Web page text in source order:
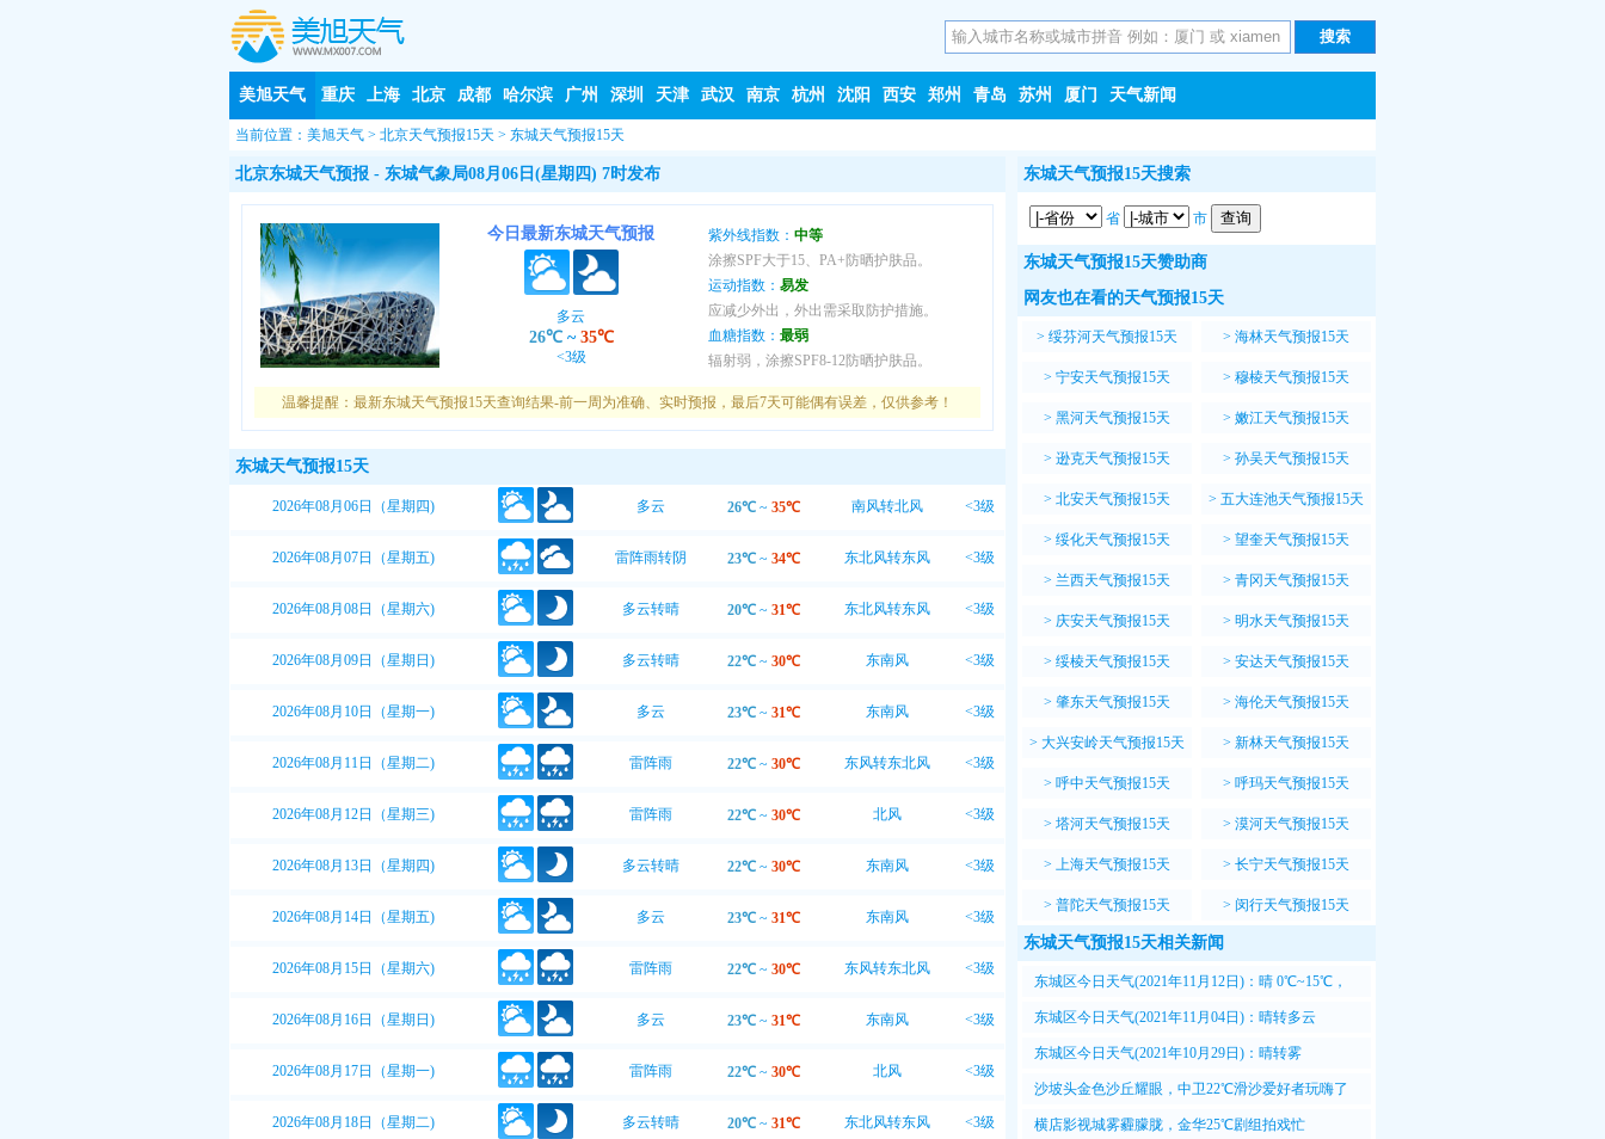
美旭天气 重庆 上海 北京 成都 哈尔滨 广州 深圳 天津 武汉 南京 杭州 沈阳 西安 郑州 青岛 苏州 厦门 天气新闻
当前位置： 美旭天气 > 北京天气预报15天 > 东城天气预报15天
北京东城天气预报 - 东城气象局08月06日(星期四) 7时发布
今日最新东城天气预报
多云
26℃~ 35℃
<3级
紫外线指数： 中等
涂擦SPF大于15、PA+防晒护肤品。
运动指数： 易发
应减少外出，外出需采取防护措施。
血糖指数： 最弱
辐射弱，涂擦SPF8-12防晒护肤品。
温馨提醒：最新东城天气预报15天查询结果-前一周为准确、实时预报，最后7天可能偶有误差，仅供参考！
东城天气预报15天
2026年08月06日（星期四) 多云 26℃~ 35℃ 南风转北风 <3级
2026年08月07日（星期五) 雷阵雨转阴 23℃~ 34℃ 东北风转东风 <3级
2026年08月08日（星期六) 多云转晴 20℃~ 31℃ 东北风转东风 <3级
2026年08月09日（星期日) 多云转晴 22℃~ 30℃ 东南风 <3级
2026年08月10日（星期一) 多云 23℃~ 31℃ 东南风 <3级
2026年08月11日（星期二) 雷阵雨 22℃~ 30℃ 东风转东北风 <3级
2026年08月12日（星期三) 雷阵雨 22℃~ 30℃ 北风 <3级
2026年08月13日（星期四) 多云转晴 22℃~ 30℃ 东南风 <3级
2026年08月14日（星期五) 多云 23℃~ 31℃ 东南风 <3级
2026年08月15日（星期六) 雷阵雨 22℃~ 30℃ 东风转东北风 <3级
2026年08月16日（星期日) 多云 23℃~ 31℃ 东南风 <3级
2026年08月17日（星期一) 雷阵雨 22℃~ 30℃ 北风 <3级
2026年08月18日（星期二) 多云转晴 20℃~ 31℃ 东北风转东风 <3级
东城天气预报15天搜索
省 市
东城天气预报15天赞助商
网友也在看的天气预报15天
> 绥芬河天气预报15天 > 海林天气预报15天
> 宁安天气预报15天 > 穆棱天气预报15天
> 黑河天气预报15天 > 嫩江天气预报15天
> 逊克天气预报15天 > 孙吴天气预报15天
> 北安天气预报15天 > 五大连池天气预报15天
> 绥化天气预报15天 > 望奎天气预报15天
> 兰西天气预报15天 > 青冈天气预报15天
> 庆安天气预报15天 > 明水天气预报15天
> 绥棱天气预报15天 > 安达天气预报15天
> 肇东天气预报15天 > 海伦天气预报15天
> 大兴安岭天气预报15天 > 新林天气预报15天
> 呼中天气预报15天 > 呼玛天气预报15天
> 塔河天气预报15天 > 漠河天气预报15天
> 上海天气预报15天 > 长宁天气预报15天
> 普陀天气预报15天 > 闵行天气预报15天
东城天气预报15天相关新闻
东城区今日天气(2021年11月12日)：晴 0℃~15℃，
东北风转西南风<3级
东城区今日天气(2021年11月04日)：晴转多云
7℃~18℃，北风转西风4-5级转<3级
东城区今日天气(2021年10月29日)：晴转雾
6℃~17℃，南风<3级
沙坡头金色沙丘耀眼，中卫22℃滑沙爱好者玩嗨了
横店影视城雾霾朦胧，金华25℃剧组拍戏忙